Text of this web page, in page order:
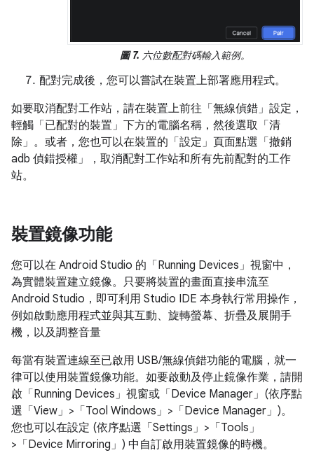
圖 7. 六位數配對碼輸入範例。
配對完成後，您可以嘗試在裝置上部署應用程式。
如要取消配對工作站，請在裝置上前往「無線偵錯」 設定，
輕觸「已配對的裝置」 下方的電腦名稱，然後選取「清
除」 。或者，您也可以在裝置的「設定」頁面點選「撤銷
adb 偵錯授權」
，取消配對工作站和所有先前配對的工作
站。
裝置鏡像功能
您可以在 Android Studio 的「Running Devices」 視窗中，
為實體裝置建立鏡像。只要將裝置的畫面直接串流至
Android Studio，即可利用 Studio IDE 本身執行常用操作，
例如啟動應用程式並與其互動、旋轉螢幕、折疊及展開手
機，以及調整音量
每當有裝置連線至已啟用 USB/無線偵錯功能的電腦，就一
律可以使用裝置鏡像功能。如要啟動及停止鏡像作業，請開
啟「Running Devices」 視窗或「Device Manager」 (依序點
選「View」>「Tool Windows」>「Device Manager」 )。
您也可以在設定 (依序點選「Settings」>「Tools」
>「Device Mirroring」) 中自訂啟用裝置鏡像的時機。